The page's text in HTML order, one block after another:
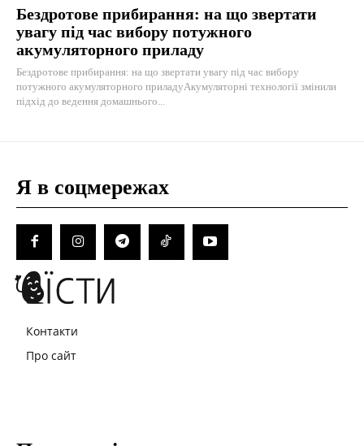
Бездротове прибирання: на що звертати
увагу під час вибору потужного
акумуляторного приладу
Бездротове прибирання: на що звертати увагу під час вибору
потужного акумуляторного приладуАкумуляторні технології змінили
підхід до ведення домашнього...
Я в соцмережах
Контакти
Про сайт